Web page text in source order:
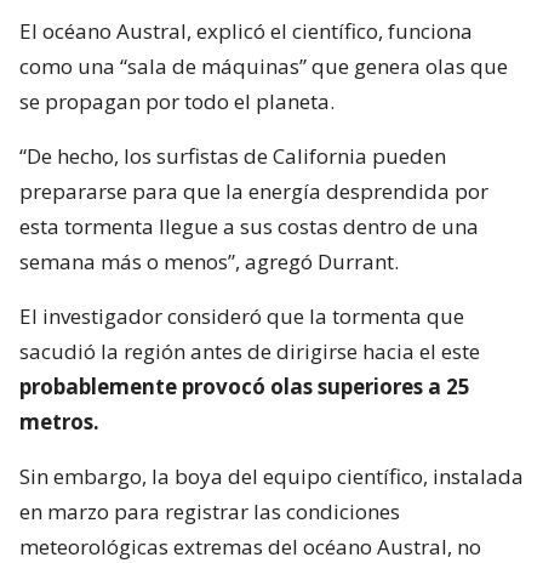
El océano Austral, explicó el científico, funciona
como una “sala de máquinas” que genera olas que
se propagan por todo el planeta.
“De hecho, los surfistas de California pueden
prepararse para que la energía desprendida por
esta tormenta llegue a sus costas dentro de una
semana más o menos”, agregó Durrant.
El investigador consideró que la tormenta que
sacudió la región antes de dirigirse hacia el este
probablemente provocó olas superiores a 25
metros.
Sin embargo, la boya del equipo científico, instalada
en marzo para registrar las condiciones
meteorológicas extremas del océano Austral, no